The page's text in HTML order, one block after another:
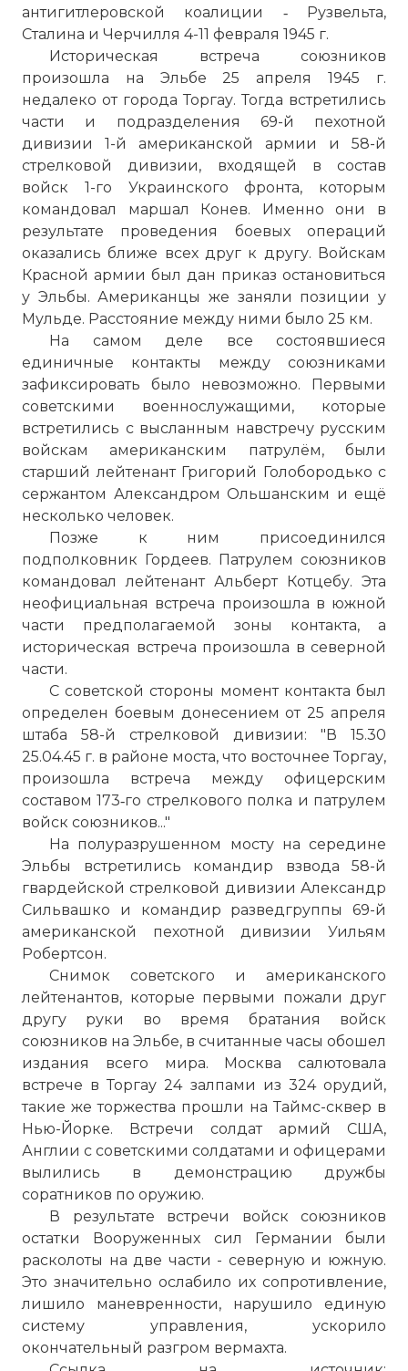
антигитлеровской коалиции ‑ Рузвельта,
Сталина и Черчилля 4-11 февраля 1945 г.
Историческая встреча союзников
произошла на Эльбе 25 апреля 1945 г.
недалеко от города Торгау. Тогда встретились
части и подразделения 69-й пехотной
дивизии 1-й американской армии и 58-й
стрелковой дивизии, входящей в состав
войск 1-го Украинского фронта, которым
командовал маршал Конев. Именно они в
результате проведения боевых операций
оказались ближе всех друг к другу. Войскам
Красной армии был дан приказ остановиться
у Эльбы. Американцы же заняли позиции у
Мульде. Расстояние между ними было 25 км.
На самом деле все состоявшиеся
единичные контакты между союзниками
зафиксировать было невозможно. Первыми
советскими военнослужащими, которые
встретились с высланным навстречу русским
войскам американским патрулём, были
старший лейтенант Григорий Голобородько с
сержантом Александром Ольшанским и ещё
несколько человек.
Позже к ним присоединился
подполковник Гордеев. Патрулем союзников
командовал лейтенант Альберт Котцебу. Эта
неофициальная встреча произошла в южной
части предполагаемой зоны контакта, а
историческая встреча произошла в северной
части.
С советской стороны момент контакта был
определен боевым донесением от 25 апреля
штаба 58-й стрелковой дивизии: "В 15.30
25.04.45 г. в районе моста, что восточнее Торгау,
произошла встреча между офицерским
составом 173‑го стрелкового полка и патрулем
войск союзников..."
На полуразрушенном мосту на середине
Эльбы встретились командир взвода 58-й
гвардейской стрелковой дивизии Александр
Сильвашко и командир разведгруппы 69-й
американской пехотной дивизии Уильям
Робертсон.
Снимок советского и американского
лейтенантов, которые первыми пожали друг
другу руки во время братания войск
союзников на Эльбе, в считанные часы обошел
издания всего мира. Москва салютовала
встрече в Торгау 24 залпами из 324 орудий,
такие же торжества прошли на Таймс-сквер в
Нью-Йорке. Встречи солдат армий США,
Англии с советскими солдатами и офицерами
вылились в демонстрацию дружбы
соратников по оружию.
В результате встречи войск союзников
остатки Вооруженных сил Германии были
расколоты на две части - северную и южную.
Это значительно ослабило их сопротивление,
лишило маневренности, нарушило единую
систему управления, ускорило
окончательный разгром вермахта.
☓
25 апреля 1945 года недалеко от города
Торгау на реке Эльба войска 1-го
Украинского фронта армии СССР
встретились с войсками 1-й армии США.
В результате встречи войск союзников
остатки вооружённых сил Германии
были расколоты на две части —
северную и южную.
Фото статьи: